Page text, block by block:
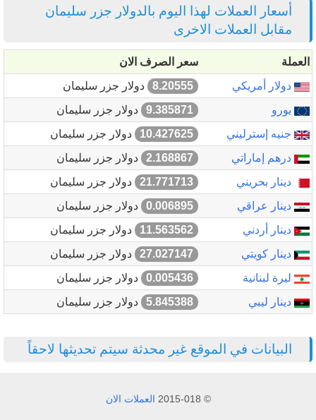
أسعار العملات لهذا اليوم بالدولار جزر سليمان
مقابل العملات الاخرى
العملة
سعر الصرف الان
دولار أمريكي
8.20555
دولار جزر سليمان
يورو
9.385871
دولار جزر سليمان
جنيه إسترليني
10.427625
دولار جزر سليمان
درهم إماراتي
2.168867
دولار جزر سليمان
دينار بحريني
21.771713
دولار جزر سليمان
دينار عراقي
0.006895
دولار جزر سليمان
دينار أردني
11.563562
دولار جزر سليمان
دينار كويتي
27.027147
دولار جزر سليمان
ليرة لبنانية
0.005436
دولار جزر سليمان
دينار ليبي
5.845388 دولار جزر سليمان
البيانات في الموقع غير محدثة سيتم تحديثها لاحقاً
© 2015-018 العملات الان